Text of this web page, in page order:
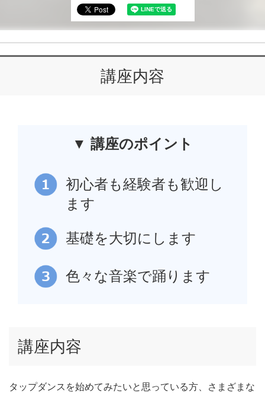
講座内容
▼ 講座のポイント
初心者も経験者も歓迎し
ます
基礎を大切にします
色々な音楽で踊ります
講座内容
タップダンスを始めてみたいと思っている方、さまざまな